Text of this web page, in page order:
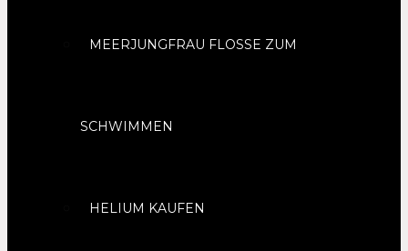
MEERJUNGFRAU FLOSSE ZUM
SCHWIMMEN
HELIUM KAUFEN